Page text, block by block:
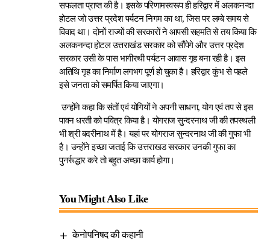
सफलता प्राप्त की है। इसके परिणामस्वरूप ही हरिद्वार में अलकनन्दा
होटल जो उत्तर प्रदेश पर्यटन निगम का था, जिस पर लम्बे समय से
विवाद था। दोनों राज्यों की सरकारों ने आपसी सहमति से तय किया कि
अलकनन्दा होटल उत्तराखंड सरकार को सौंपेगे और उत्तर प्रदेश
सरकार उसी के पास भागीरथी पर्यटन आवास गृह बना रही है। इस
अतिथि गृह का निर्माण लगभग पूर्ण हो चुका है। हरिद्वार कुंभ से पहले
इसे जनता को समर्पित किया जाएगा।
उन्होंने कहा कि संतों एवं योगियों ने अपनी साधना, योग एवं तप से इस
पावन धरती को पवित्र किया है। योगराज सुन्दरनाथ जी की तपस्थली
भी श्री बदरीनाथ में है। यहां पर योगराज सुन्दरनाथ जी की गुफा भी
है। उन्होंने इच्छा जताई कि उत्तराखड सरकार उनकी गुफा का
पुनर्रूद्धार करे तो बहुत अच्छा कार्य होगा।
You Might Also Like
केनोपनिषद की कहानी